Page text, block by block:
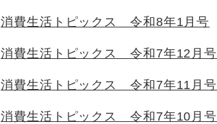
消費生活トピックス 令和8年1月号
消費生活トピックス 令和7年12月号
消費生活トピックス 令和7年11月号
消費生活トピックス 令和7年10月号